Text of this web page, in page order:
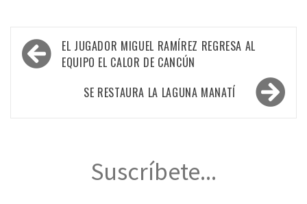
Navegación
de
EL JUGADOR MIGUEL RAMÍREZ REGRESA AL
EQUIPO EL CALOR DE CANCÚN
SE RESTAURA LA LAGUNA MANATÍ
Suscríbete...